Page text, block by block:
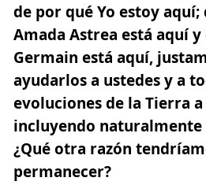
de por qué Yo estoy aquí;
Amada Astrea está aquí
Germain está aquí,
ayudarlos a ustedes y a
evoluciones de la Tierra
incluyendo naturalmente
¿Qué otra razón
permanecer?